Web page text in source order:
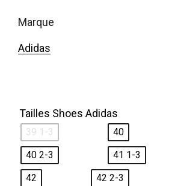
marque
Adidas
Tailles Shoes Adidas
39 1-3
40
40 2-3
41 1-3
42
42 2-3